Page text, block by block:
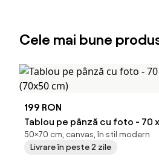
Cele mai bune
199 RON
Tablou pe pânză cu foto - 70 x 50 cm
(70x50 cm)
50×70 cm, canvas, în stil modern
Livrare în peste 2 zile